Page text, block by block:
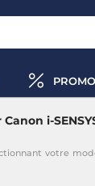
i-
votre